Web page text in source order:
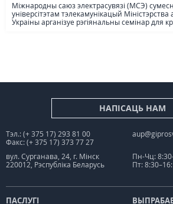
Міжнародны саюз электрасувязі (МСЭ)
універсітэтам тэлекамунікацый Міністэрства
Украіны арганізуе рэгіянальны семінар для
НАПІСАЦЬ НАМ
Тэл.: (+ 375 17) 293 81 00
Факс: (+ 375 17) 373 77 27
вул. Сурганава, 24, г. Мінск
220012, Рэспубліка Беларусь
Пн-Чц:
Пт:
ПАСЛУГІ